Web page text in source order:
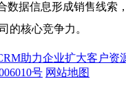
信息形成销售线索
的核心竞争力。
助力企业扩大客户资
号 网站地图